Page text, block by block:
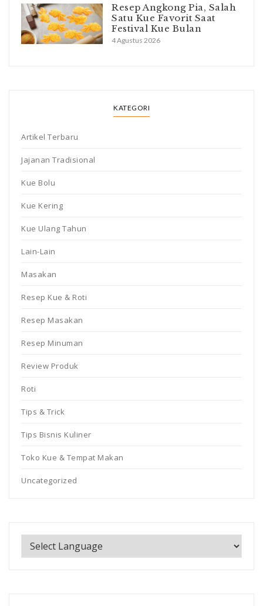
Resep Angkong Pia, Salah
Satu Kue Favorit Saat
Festival Kue Bulan
4 Agustus 2026
KATEGORI
Artikel Terbaru
Jajanan Tradisional
Kue Bolu
Kue Kering
Kue Ulang Tahun
Lain-Lain
Masakan
Resep Kue & Roti
Resep Masakan
Resep Minuman
Review Produk
Roti
Tips & Trick
Tips Bisnis Kuliner
Toko Kue & Tempat Makan
Uncategorized